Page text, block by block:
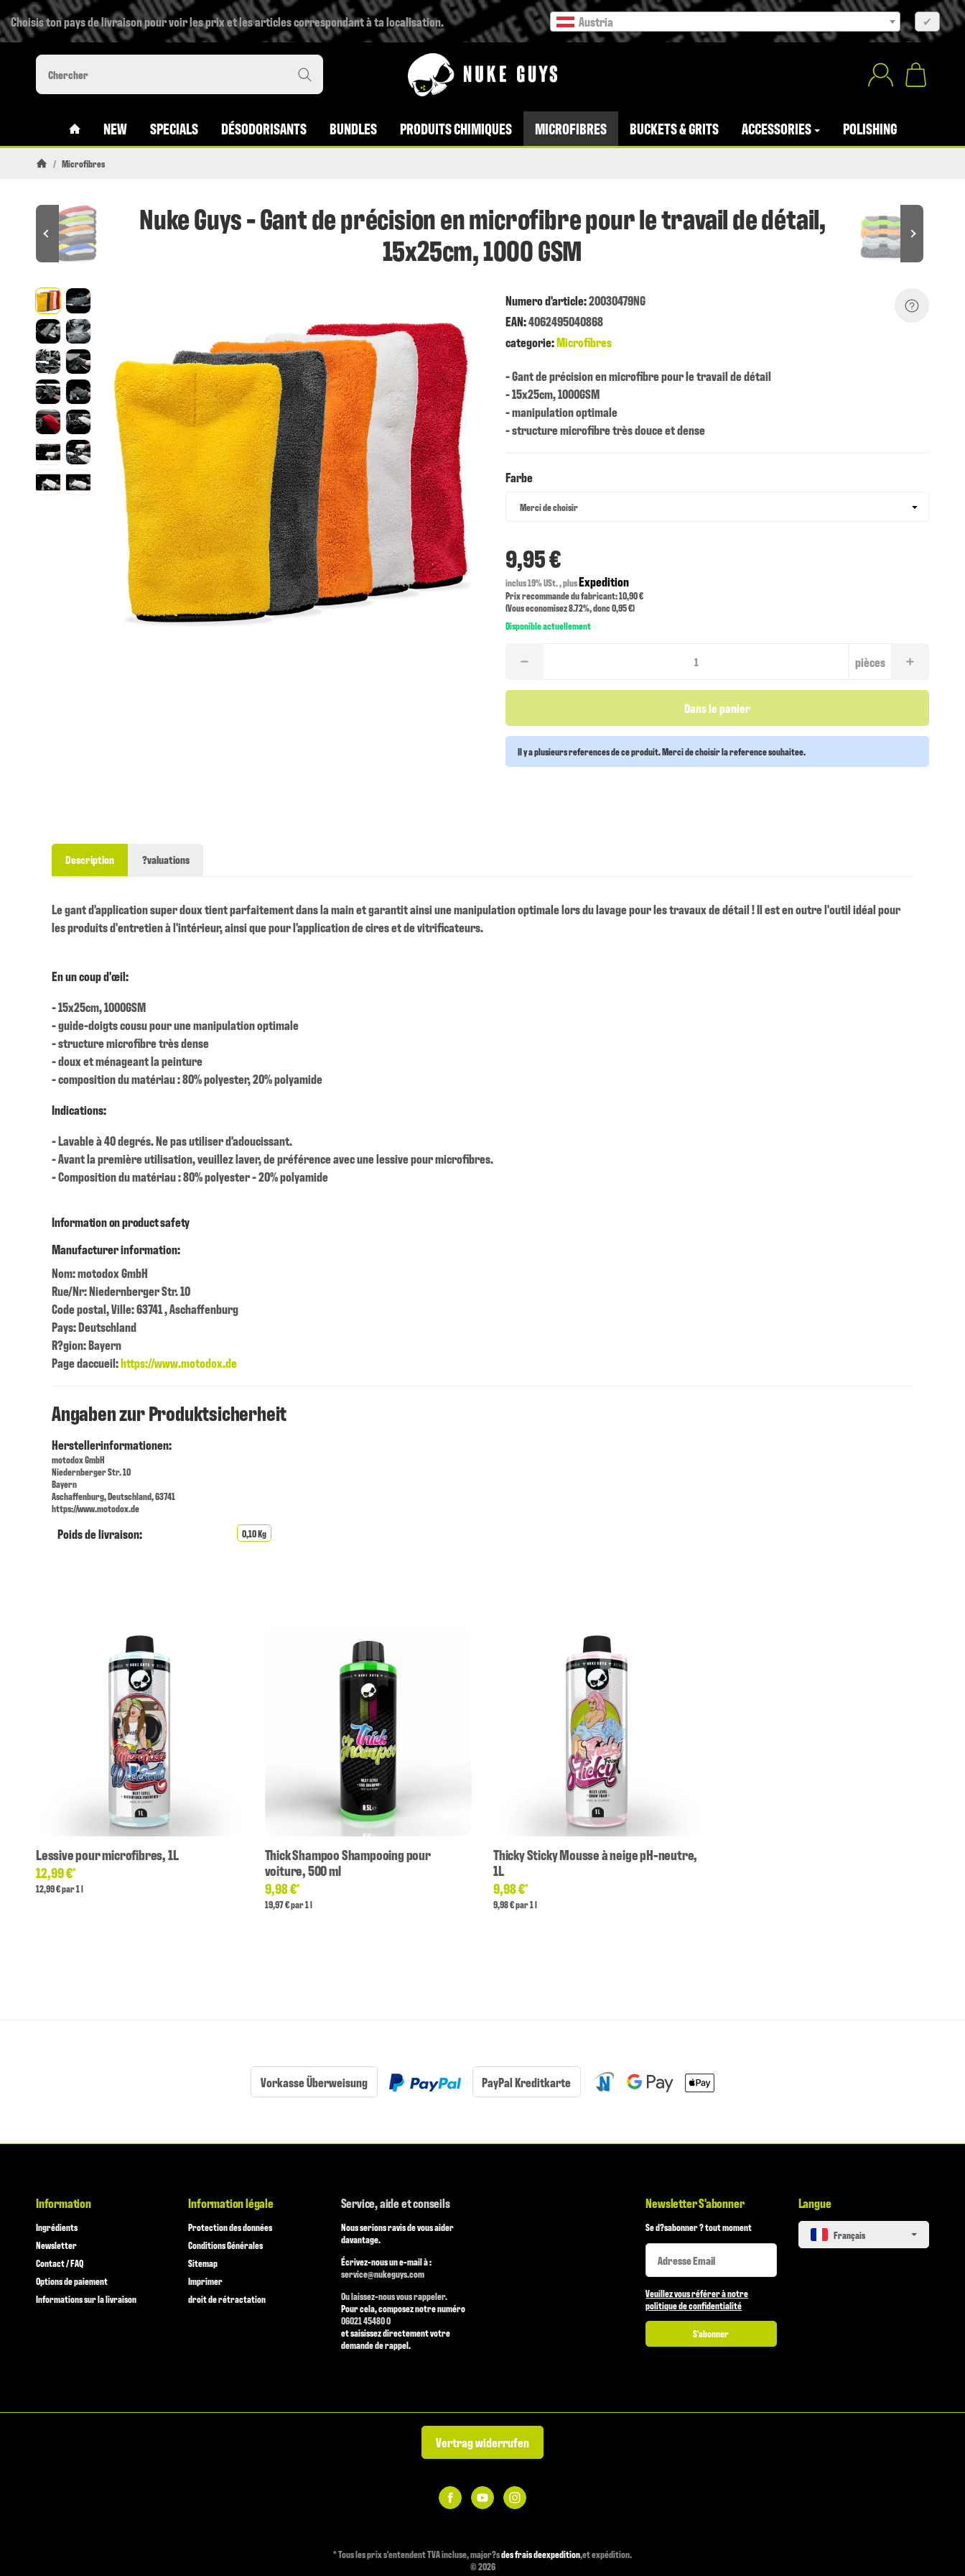
Choisis ton pays de livraison pour voir les prix et les articles correspondant à ta localisation. Austria ✔
#CUSTOM.LINKHOME#
NEW SPECIALS DÉSODORISANTS BUNDLES PRODUITS CHIMIQUES MICROFIBRES BUCKETS & GRITS ACCESSORIES POLISHING
/ Microfibres
Nuke Guys - Gant de précision en microfibre pour le travail de détail,
15x25cm, 1000 GSM
Numero d'article:20030479NG
EAN:4062495040868
categorie:Microfibres
- Gant de précision en microfibre pour le travail de détail
- 15x25cm, 1000GSM
- manipulation optimale
- structure microfibre très douce et dense
Farbe
Merci de choisir
9,95 €
inclus 19% USt. , plusExpedition
Prix recommande du fabricant: 10,90 €
(Vous economisez8.72%, donc0,95 €)
Disponible actuellement
pièces
Dans le panier
Il y a plusieurs references de ce produit. Merci de choisir la reference souhaitee.
Description ?valuations
Le gant d'application super doux tient parfaitement dans la main et garantit ainsi une manipulation optimale lors du lavage pour les travaux de détail ! Il est en outre l'outil idéal pour
les produits d'entretien à l'intérieur, ainsi que pour l'application de cires et de vitrificateurs.
En un coup d'œil:
- 15x25cm, 1000GSM
- guide-doigts cousu pour une manipulation optimale
- structure microfibre très dense
- doux et ménageant la peinture
- composition du matériau : 80% polyester, 20% polyamide
Indications:
- Lavable à 40 degrés. Ne pas utiliser d'adoucissant.
- Avant la première utilisation, veuillez laver, de préférence avec une lessive pour microfibres.
- Composition du matériau : 80% polyester - 20% polyamide
Information on product safety
Manufacturer information:
Nom: motodox GmbH
Rue/Nr: Niedernberger Str. 10
Code postal, Ville: 63741 , Aschaffenburg
Pays: Deutschland
R?gion: Bayern
Page daccueil:https://www.motodox.de
Angaben zur Produktsicherheit
Herstellerinformationen:
motodox GmbH
Niedernberger Str. 10
Bayern
Aschaffenburg, Deutschland, 63741
https://www.motodox.de
Poids de livraison: 0,10 Kg
Lessive pour microfibres, 1L
12,99 €*
12,99 € par 1 l
Thick Shampoo Shampooing pour
voiture, 500 ml
9,98 €*
19,97 € par 1 l
Thicky Sticky Mousse à neige pH-neutre,
1L
9,98 €*
9,98 € par 1 l
Vorkasse Überweisung PayPal Kreditkarte
Information
Ingrédients
Newsletter
Contact / FAQ
Options de paiement
Informations sur la livraison
Information légale
Protection des données
Conditions Générales
Sitemap
Imprimer
droit de rétractation
Service, aide et conseils
Nous serions ravis de vous aider
davantage.
Écrivez-nous un e-mail à :
service@nukeguys.com
Ou laissez-nous vous rappeler.
Pour cela, composez notre numéro
06021 45480 0
et saisissez directement votre
demande de rappel.
Newsletter S'abonner
Se d?sabonner ? tout moment
Newsletter S'abonner
Newsletter S'abonner
Veuillez vous référer à notre
politique de confidentialité
S'abonner
Langue
français
Vertrag widerrufen
*Tous les prix s'entendent TVA incluse, major?sdes frais deexpedition,et expédition.
© 2026